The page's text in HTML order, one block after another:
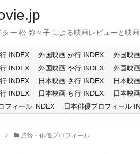
ター 松 弥々子 による映画レビューと映画
INDEX 外国映画 か行 INDEX 外国映
INDEX
外国映画 や行 INDEX 外国映
INDEX
日本映画 さ行 INDEX 日本映
INDEX
日本映画 ら行 INDEX 日本映
フィール INDEX
日本俳優プロフィール
監督・俳優プロフィール